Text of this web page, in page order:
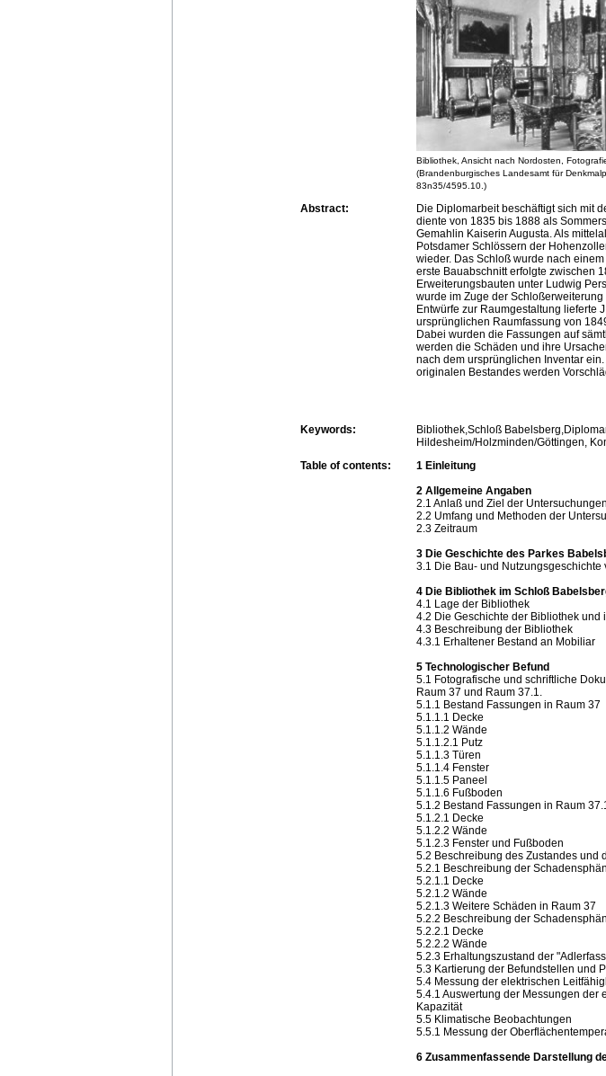
Bibliothek, Ansicht nach Nordosten,
(Brandenburgisches Landesamt für
83n35/4595.10.)
Abstract:
Die Diplomarbeit beschäftigt sich mit
diente von 1835 bis 1888 als
Gemahlin Kaiserin Augusta. Als
Potsdamer Schlössern der
wieder. Das Schloß wurde nach
erste Bauabschnitt erfolgte zwischen
Erweiterungsbauten unter Ludwig
wurde im Zuge der
Entwürfe zur Raumgestaltung lieferte
ursprünglichen Raumfassung von
Dabei wurden die Fassungen auf
werden die Schäden und ihre
nach dem ursprünglichen Inventar
originalen Bestandes werden
Keywords:
Bibliothek,Schloß
Hildesheim/Holzminden/Göttingen,
Table of contents:
1 Einleitung
2 Allgemeine Angaben
2.1 Anlaß und Ziel der Untersuchungen
2.2 Umfang und Methoden der
2.3 Zeitraum
3 Die Geschichte des Parkes
3.1 Die Bau- und Nutzungsgeschichte
4 Die Bibliothek im Schloß
4.1 Lage der Bibliothek
4.2 Die Geschichte der Bibliothek und
4.3 Beschreibung der Bibliothek
4.3.1 Erhaltener Bestand an Mobiliar
5 Technologischer Befund
5.1 Fotografische und schriftliche
Raum 37 und Raum 37.1.
5.1.1 Bestand Fassungen in Raum 37
5.1.1.1 Decke
5.1.1.2 Wände
5.1.1.2.1 Putz
5.1.1.3 Türen
5.1.1.4 Fenster
5.1.1.5 Paneel
5.1.1.6 Fußboden
5.1.2 Bestand Fassungen in Raum 37.1
5.1.2.1 Decke
5.1.2.2 Wände
5.1.2.3 Fenster und Fußboden
5.2 Beschreibung des Zustandes und
5.2.1 Beschreibung der
5.2.1.1 Decke
5.2.1.2 Wände
5.2.1.3 Weitere Schäden in Raum 37
5.2.2 Beschreibung der
5.2.2.1 Decke
5.2.2.2 Wände
5.2.3 Erhaltungszustand der
5.3 Kartierung der Befundstellen und
5.4 Messung der elektrischen
5.4.1 Auswertung der Messungen der
Kapazität
5.5 Klimatische Beobachtungen
5.5.1 Messung der
6 Zusammenfassende Darstellung